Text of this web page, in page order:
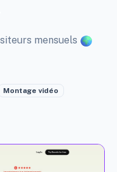
mensuels
Montage vidéo